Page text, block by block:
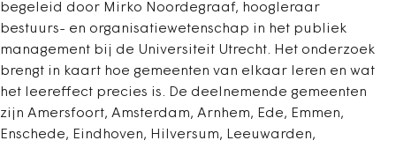
begeleid door Mirko Noordegraaf, hoogleraar
bestuurs- en organisatiewetenschap in het publiek
management bij de Universiteit Utrecht. Het onderzoek
brengt in kaart hoe gemeenten van elkaar leren en wat
het leereffect precies is. De deelnemende gemeenten
zijn Amersfoort, Amsterdam, Arnhem, Ede, Emmen,
Enschede, Eindhoven, Hilversum, Leeuwarden,